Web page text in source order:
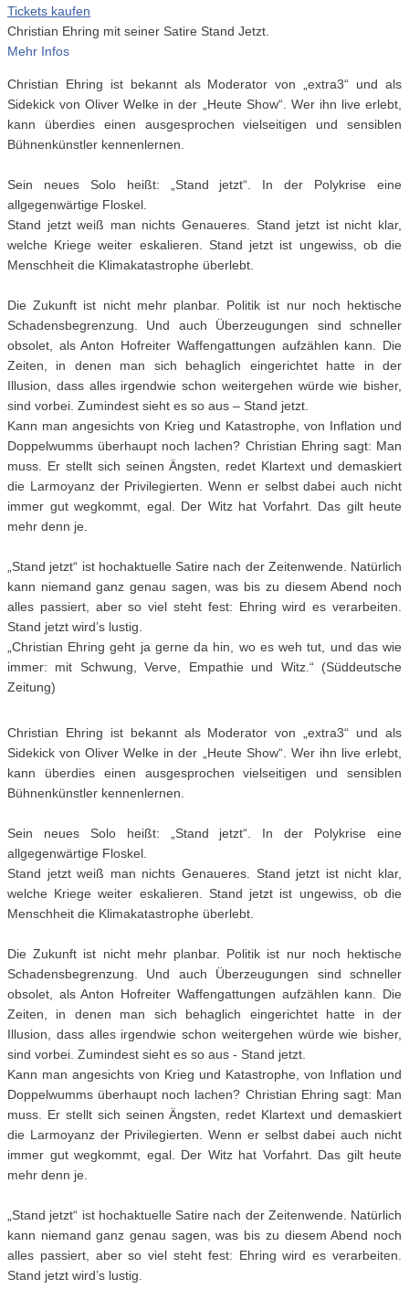
Tickets kaufen
Christian Ehring mit seiner Satire Stand Jetzt.
Mehr Infos
Christian Ehring ist bekannt als Moderator von „extra3“ und als
Sidekick von Oliver Welke in der „Heute Show“. Wer ihn live erlebt,
kann überdies einen ausgesprochen vielseitigen und sensiblen
Bühnenkünstler kennenlernen.
Sein neues Solo heißt: „Stand jetzt“. In der Polykrise eine
allgegenwärtige Floskel.
Stand jetzt weiß man nichts Genaueres. Stand jetzt ist nicht klar,
welche Kriege weiter eskalieren. Stand jetzt ist ungewiss, ob die
Menschheit die Klimakatastrophe überlebt.
Die Zukunft ist nicht mehr planbar. Politik ist nur noch hektische
Schadensbegrenzung. Und auch Überzeugungen sind schneller
obsolet, als Anton Hofreiter Waffengattungen aufzählen kann. Die
Zeiten, in denen man sich behaglich eingerichtet hatte in der
Illusion, dass alles irgendwie schon weitergehen würde wie bisher,
sind vorbei. Zumindest sieht es so aus – Stand jetzt.
Kann man angesichts von Krieg und Katastrophe, von Inflation und
Doppelwumms überhaupt noch lachen? Christian Ehring sagt: Man
muss. Er stellt sich seinen Ängsten, redet Klartext und demaskiert
die Larmoyanz der Privilegierten. Wenn er selbst dabei auch nicht
immer gut wegkommt, egal. Der Witz hat Vorfahrt. Das gilt heute
mehr denn je.
„Stand jetzt“ ist hochaktuelle Satire nach der Zeitenwende. Natürlich
kann niemand ganz genau sagen, was bis zu diesem Abend noch
alles passiert, aber so viel steht fest: Ehring wird es verarbeiten.
Stand jetzt wird’s lustig.
„Christian Ehring geht ja gerne da hin, wo es weh tut, und das wie
immer: mit Schwung, Verve, Empathie und Witz.“ (Süddeutsche
Zeitung)
Christian Ehring ist bekannt als Moderator von „extra3“ und als
Sidekick von Oliver Welke in der „Heute Show“. Wer ihn live erlebt,
kann überdies einen ausgesprochen vielseitigen und sensiblen
Bühnenkünstler kennenlernen.
Sein neues Solo heißt: „Stand jetzt“. In der Polykrise eine
allgegenwärtige Floskel.
Stand jetzt weiß man nichts Genaueres. Stand jetzt ist nicht klar,
welche Kriege weiter eskalieren. Stand jetzt ist ungewiss, ob die
Menschheit die Klimakatastrophe überlebt.
Die Zukunft ist nicht mehr planbar. Politik ist nur noch hektische
Schadensbegrenzung. Und auch Überzeugungen sind schneller
obsolet, als Anton Hofreiter Waffengattungen aufzählen kann. Die
Zeiten, in denen man sich behaglich eingerichtet hatte in der
Illusion, dass alles irgendwie schon weitergehen würde wie bisher,
sind vorbei. Zumindest sieht es so aus - Stand jetzt.
Kann man angesichts von Krieg und Katastrophe, von Inflation und
Doppelwumms überhaupt noch lachen? Christian Ehring sagt: Man
muss. Er stellt sich seinen Ängsten, redet Klartext und demaskiert
die Larmoyanz der Privilegierten. Wenn er selbst dabei auch nicht
immer gut wegkommt, egal. Der Witz hat Vorfahrt. Das gilt heute
mehr denn je.
„Stand jetzt“ ist hochaktuelle Satire nach der Zeitenwende. Natürlich
kann niemand ganz genau sagen, was bis zu diesem Abend noch
alles passiert, aber so viel steht fest: Ehring wird es verarbeiten.
Stand jetzt wird’s lustig.